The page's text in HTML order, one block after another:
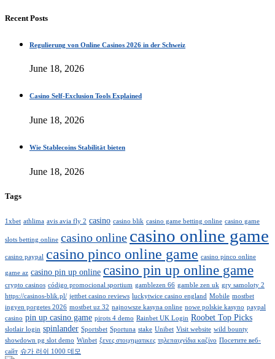
Recent Posts
Regulierung von Online Casinos 2026 in der Schweiz
June 18, 2026
Casino Self-Exclusion Tools Explained
June 18, 2026
Wie Stablecoins Stabilität bieten
June 18, 2026
Tags
1xbet athlima avis avia fly 2 casino casino blik casino game betting online casino game
slots betting online casino online casino online game
casino paypal casino pinco online game casino pinco online
game az casino pin up online casino pin up online game
crypto casinos código promocional sportium gamblezen 66 gamble zen uk gry samoloty 2
https://casinos-blik.pl/ jettbet casino reviews luckytwice casino england Mobile mostbet
ingyen porgetes 2026 mostbet uz 32 najnowsze kasyna online nowe polskie kasyno paypal
casino pin up casino game pirots 4 demo Rainbet UK Login Roobet Top Picks
slotlair login spinlander Sportsbet Sportuna stake Unibet Visit website wild bounty
showdown pg slot demo Winbet ξενες στοιχηματικες τηλεπαιχνίδια καζίνο Посетите веб-
сайт 슈가 러쉬 1000 데모